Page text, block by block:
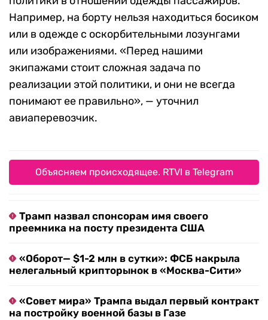
Например, на борту нельзя находиться босиком
или в одежде с оскорбительными лозунгами
или изображениями. «Перед нашими
экипажами стоит сложная задача по
реализации этой политики, и они не всегда
понимают ее правильно», — уточнил
авиаперевозчик.
Объясняем происходящее. RTVI в Telegram
Трамп назвал спонсорам имя своего
преемника на посту президента США
«Оборот— $1-2 млн в сутки»: ФСБ накрыла
нелегальный крипторынок в «Москва-Сити»
«Совет мира» Трампа выдал первый контракт
на постройку военной базы в Газе